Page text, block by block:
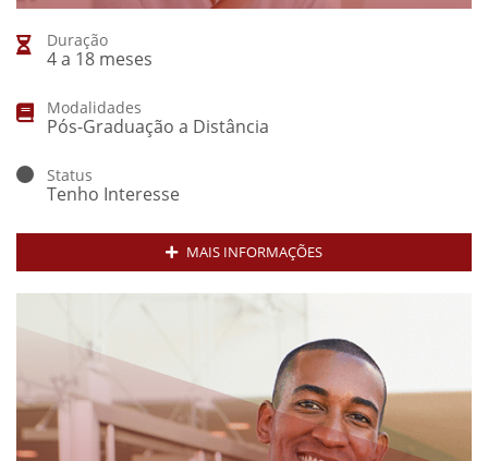
Duração
4 a 18 meses
Modalidades
Pós-Graduação a Distância
Status
Tenho Interesse
MAIS INFORMAÇÕES